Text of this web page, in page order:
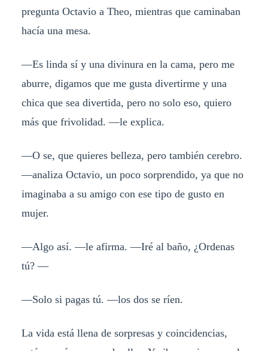
pregunta Octavio a Theo, mientras que caminaban
hacía una mesa.
—Es linda sí y una divinura en la cama, pero me
aburre, digamos que me gusta divertirme y una
chica que sea divertida, pero no solo eso, quiero
más que frivolidad. —le explica.
—O se, que quieres belleza, pero también cerebro.
—analiza Octavio, un poco sorprendido, ya que no
imaginaba a su amigo con ese tipo de gusto en
mujer.
—Algo así. —le afirma. —Iré al baño, ¿Ordenas
tú? —
—Solo si pagas tú. —los dos se ríen.
La vida está llena de sorpresas y coincidencias,